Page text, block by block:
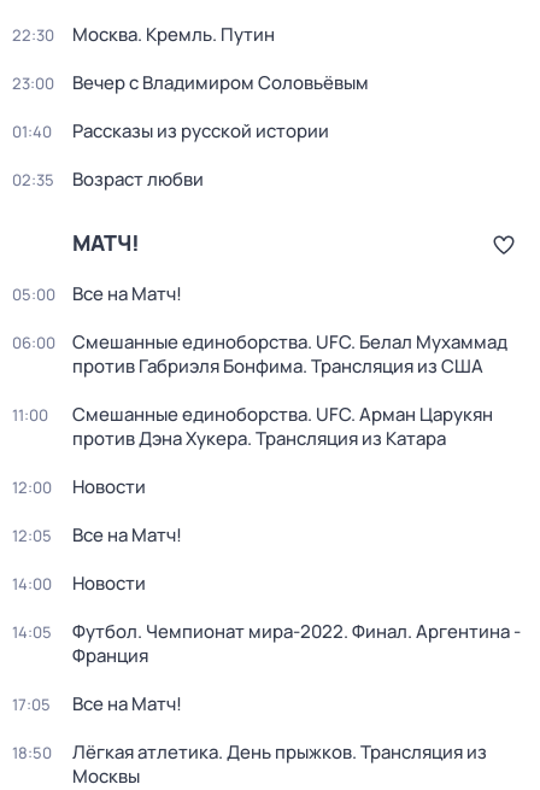
22:30 Москва. Кремль. Путин
23:00 Вечер с Владимиром Соловьёвым
01:40 Рассказы из русской истории
02:35 Возраст любви
МАТЧ!
05:00 Все на Матч!
06:00
Смешанные единоборства. UFC. Белал Мухаммад
против Габриэля Бонфима. Трансляция из США
11:00
Смешанные единоборства. UFC. Арман Царукян
против Дэна Хукера. Трансляция из Катара
12:00 Новости
12:05 Все на Матч!
14:00 Новости
14:05
Футбол. Чемпионат мира-2022. Финал. Аргентина -
Франция
17:05 Все на Матч!
18:50
Лёгкая атлетика. День прыжков. Трансляция из
Москвы